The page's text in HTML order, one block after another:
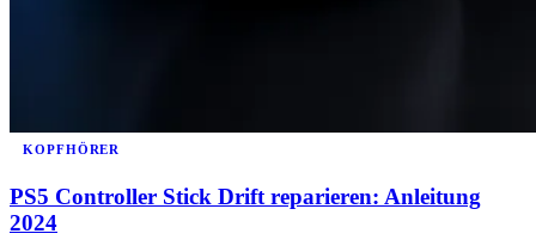
KOPFHÖRER
PS5 Controller Stick Drift reparieren: Anleitung
2024